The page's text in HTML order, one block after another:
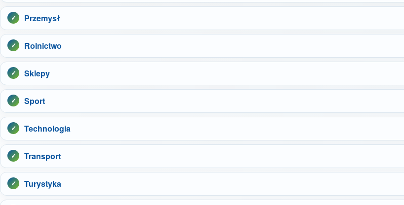
Przemysł
Rolnictwo
Sklepy
Sport
Technologia
Transport
Turystyka